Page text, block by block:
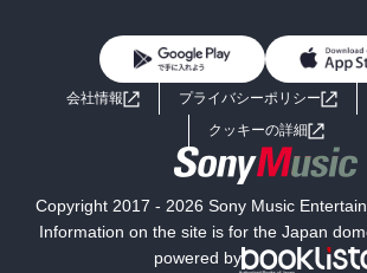
ライトノベル 男子向けラ
小説
海外小説
ミステリー SF
よくあるご質問 お問い合わ
会社情報 プライバシーポリシー
クッキーの詳細
Copyright 2017 - 2026 Sony Music
Information on the site is for the Japan
powered by